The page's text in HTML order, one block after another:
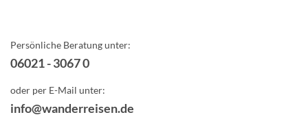
Persönliche Beratung unter:
06021 - 3067 0
oder per E-Mail unter:
info@wanderreisen.de